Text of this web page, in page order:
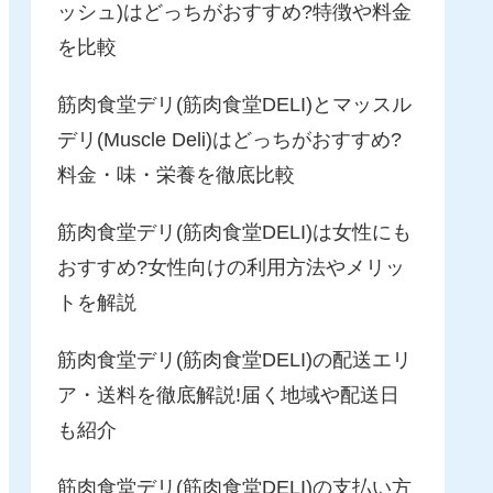
ッシュ)はどっちがおすすめ?特徴や料金
を比較
筋肉食堂デリ(筋肉食堂DELI)とマッスル
デリ(Muscle Deli)はどっちがおすすめ?
料金・味・栄養を徹底比較
筋肉食堂デリ(筋肉食堂DELI)は女性にも
おすすめ?女性向けの利用方法やメリッ
トを解説
筋肉食堂デリ(筋肉食堂DELI)の配送エリ
ア・送料を徹底解説!届く地域や配送日
も紹介
筋肉食堂デリ(筋肉食堂DELI)の支払い方